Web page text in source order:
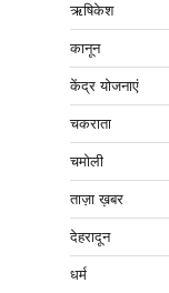
ऋषिकेश
कानून
केंद्र योजनाएं
चकराता
चमोली
ताज़ा ख़बर
देहरादून
धर्म